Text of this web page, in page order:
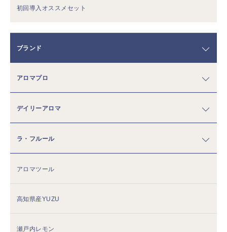
初回導入オススメセット
ブランド
アロマプロ
デイリーアロマ
ラ・フルール
アロマツール
高知県産YUZU
瀬戸内レモン